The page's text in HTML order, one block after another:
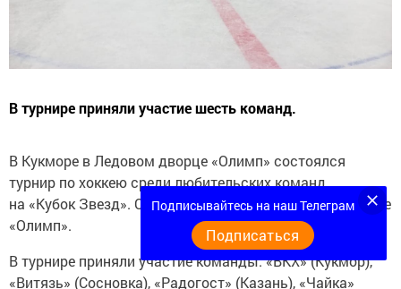
В турнире приняли участие шесть команд.
В Кукморе в Ледовом дворце «Олимп» состоялся
турнир по хоккею среди любительских команд
на «Кубок Звезд». Об этом сообщили в Ледовом дворце
«Олимп».
В турнире приняли участие команды: «ВКХ» (Кукмор),
«Витязь» (Сосновка), «Радогост» (Казань), «Чайка»
Подписывайтесь на наш Телеграм
Подписаться